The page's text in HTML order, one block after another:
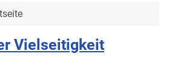
Vielseitigkeit